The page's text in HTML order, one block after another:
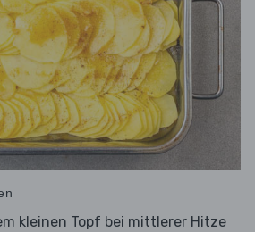
kleinen Topf bei mittlerer Hitze